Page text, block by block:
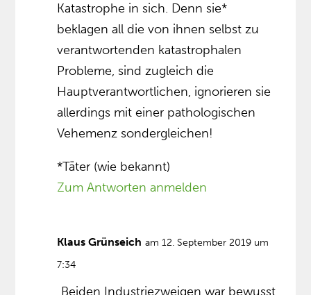
Katastrophe in sich. Denn sie*
beklagen all die von ihnen selbst zu
verantwortenden katastrophalen
Probleme, sind zugleich die
Hauptverantwortlichen, ignorieren sie
allerdings mit einer pathologischen
Vehemenz sondergleichen!
*Täter (wie bekannt)
Zum Antworten anmelden
Klaus Grünseich am 12. September 2019 um
7:34
„Beiden Industriezweigen war bewusst,